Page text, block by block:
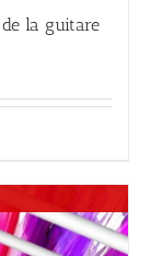
la guitare